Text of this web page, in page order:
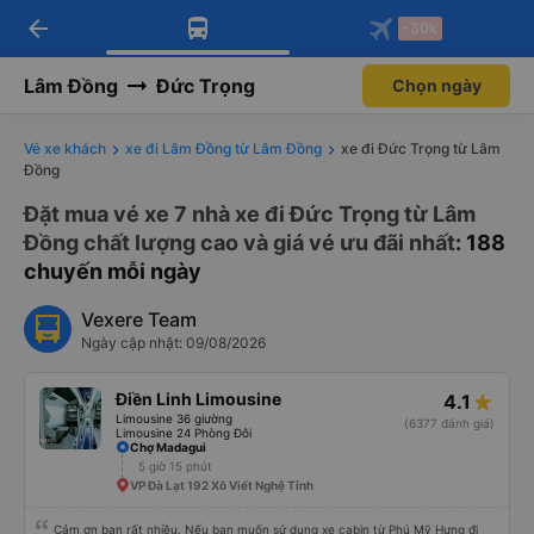
Tải app Vexere ngay!
Nhận ưu đãi thành viên độc
Mở app
Tải app Vexere
-30k/ghế khi đặt vé máy bay qua
Mở app
arrow_back -30k
Lâm Đồng Đức Trọng Chọn ngày
Vé xe khách xe đi Lâm Đồng từ Lâm Đồng
xe đi Đức Trọng từ Lâm
Đồng
Đặt mua vé xe 7 nhà xe đi Đức Trọng từ Lâm
Đồng chất lượng cao và giá vé ưu đãi nhất: 188
chuyến mỗi ngày
Vexere Team
Ngày cập nhật: 09/08/2026
Điền Linh Limousine
Limousine 36 giường
Limousine 24 Phòng Đôi
4.1
(6377 đánh giá)
Chợ Madagui
5 giờ 15 phút
VP Đà Lạt 192 Xô Viết Nghệ Tỉnh
Cảm ơn bạn rất nhiều. Nếu bạn muốn sử dụng xe cabin từ Phú Mỹ Hưng đi